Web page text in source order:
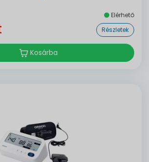
Elérhető
Részletek
Kosárba